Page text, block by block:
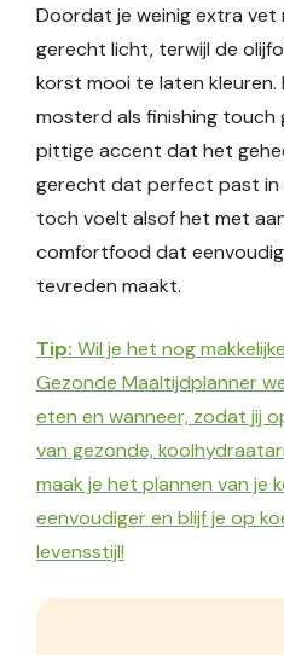
Doordat je weinig extra
gerecht licht, terwijl de
korst mooi te laten
mosterd als finishing
pittige accent dat het
gerecht dat perfect past in
toch voelt alsof het met
comfortfood dat eenvoudig
tevreden maakt.
Tip: Wil je het nog
Gezonde Maaltijdplanner
eten en wanneer, zodat jij
van gezonde,
maak je het plannen van je
eenvoudiger en blijf je op
levensstijl!